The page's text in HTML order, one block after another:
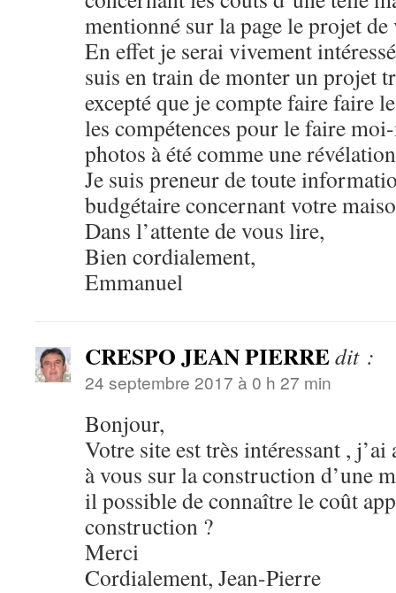
mentionné sur la page le projet
En effet je serai vivement
suis en train de monter un projet
excepté que je compte faire faire
les compétences pour le faire
photos à été comme une
Je suis preneur de toute
budgétaire concernant votre
Dans l’attente de vous lire,
Bien cordialement,
Emmanuel
CRESPO JEAN PIERREdit :
24 septembre 2017 à 0 h 27 min
Bonjour,
Votre site est très intéressant ,
à vous sur la construction d’une
il possible de connaître le coût
construction ?
Merci
Cordialement, Jean-Pierre